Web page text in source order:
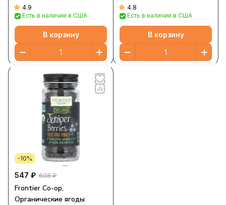
4.9
Есть в наличии в США
В корзину
4.8
Есть в наличии в США
В корзину
-10%
547 ₽ 608 ₽
Frontier Co-op,
Органические ягоды